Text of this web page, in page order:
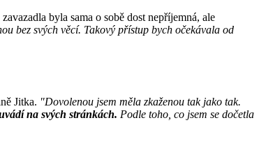
byla sama o sobě dost nepříjemná, ale
bez svých věcí. Takový přístup bych očekávala od
Jitka. "Dovolenou jsem měla zkaženou tak jako tak.
na svých stránkách. Podle toho, co jsem se dočetla